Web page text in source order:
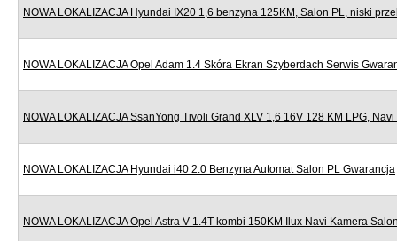
NOWA LOKALIZACJA Hyundai IX20 1,6 benzyna 125KM, Salon PL, niski
NOWA LOKALIZACJA Opel Adam 1.4 Skóra Ekran Szyberdach Serwis
NOWA LOKALIZACJA SsanYong Tivoli Grand XLV 1,6 16V 128 KM LPG,
NOWA LOKALIZACJA Hyundai i40 2.0 Benzyna Automat Salon PL Gwarancja
NOWA LOKALIZACJA Opel Astra V 1.4T kombi 150KM Ilux Navi Kamera